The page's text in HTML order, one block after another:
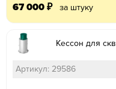
67 000 ₽ за штуку
Кессон для
Артикул: 29586